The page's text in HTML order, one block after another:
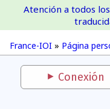
France-IOI » Página
Atención a todos
Conexión